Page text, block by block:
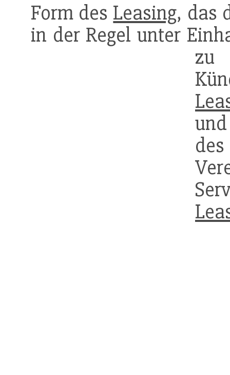
Form des Leasing, das
in der Regel unter
zu